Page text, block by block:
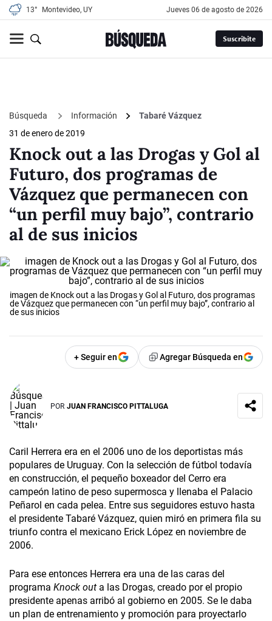
13° Montevideo, UY jueves 06 de agosto de 2026
Suscribite
Búsqueda Información
Tabaré Vázquez
31 de enero de 2019
Knock out a las Drogas y Gol al
Futuro, dos programas de
Vázquez que permanecen con
“un perfil muy bajo”, contrario
al de sus inicios
imagen de Knock out a las Drogas y Gol al Futuro, dos programas
de Vázquez que permanecen con “un perfil muy bajo”, contrario al
de sus inicios
+ Seguir en Agregar Búsqueda en
POR JUAN FRANCISCO PITTALUGA
Caril Herrera era en el 2006 uno de los deportistas más
populares de Uruguay. Con la selección de fútbol todavía
en construcción, el pequeño boxeador del Cerro era
campeón latino de peso supermosca y llenaba el Palacio
Peñarol en cada pelea. Entre sus seguidores estuvo hasta
el presidente Tabaré Vázquez, quien miró en primera fila su
triunfo contra el mexicano Erick López en noviembre de
2006.
Para ese entonces Herrera era una de las caras del
programa Knock out a las Drogas, creado por el propio
presidente apenas arribó al gobierno en 2005. Se le daba
un plan de entrenamiento y promoción para proyectarlo